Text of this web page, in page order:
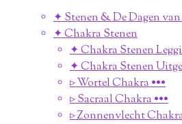
✦ Stenen & De Dagen van
✦ Chakra Stenen
✦ Chakra Stenen
✦ Chakra Stenen
▹ Wortel Chakra •••
▹ Sacraal Chakra •••
▹ Zonnenvlecht